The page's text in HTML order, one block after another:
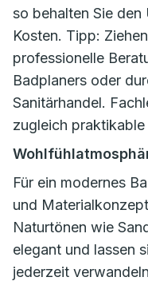
so behalten Sie
Kosten. Tipp:
professionelle
Badplaners oder
Sanitärhandel.
zugleich
Für ein modernes
und
Naturtönen wie
elegant und lassen
jederzeit